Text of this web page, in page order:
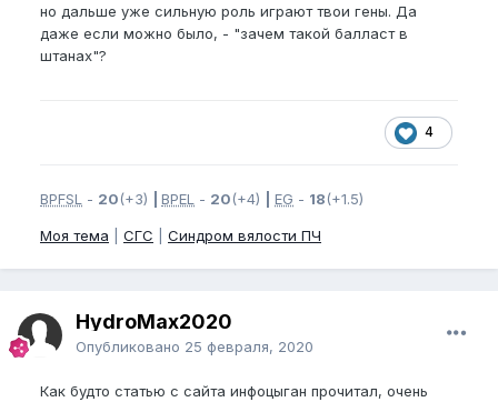
но дальше уже сильную роль играют твои гены. Да
даже если можно было, - "зачем такой балласт в
штанах"?
4
BPFSL - 20(+3) BPEL - 20(+4) EG - 18(+1.5)
Моя тема СГС Синдром вялости ПЧ
HydroMax2020
Опубликовано 25 февраля, 2020
Как будто статью с сайта инфоцыган прочитал, очень